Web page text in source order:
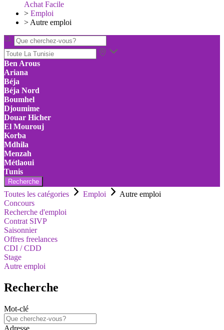
Achat Facile
> Emploi
> Autre emploi
Ben Arous
Ariana
Béja
Béja Nord
Boumhel
Djoumime
Douar Hicher
El Mourouj
Korba
Mdhila
Menzah
Métlaoui
Tunis
Recherche
Toutes les catégories Emploi
Autre emploi
Concours
Recherche d'emploi
Contrat SIVP
Saisonnier
Offres freelances
CDI / CDD
Stage
Autre emploi
Recherche
Mot-clé
Adresse